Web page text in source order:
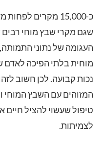
כ-15,000 מקרים
שגם מקרי שבץ מוחי
העגומה של נתוני
מוחית בלתי הפיכה
נכות קבועה. לכן חשוב
המזוהים עם השבץ המוחי
טיפול שעשוי להציל חיים
לצמיתות.